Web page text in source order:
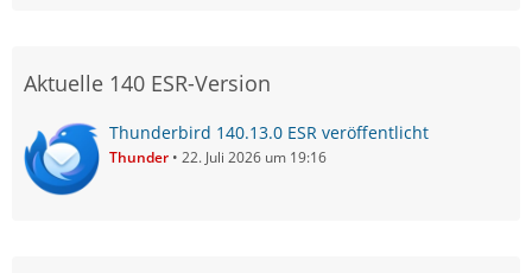
Aktuelle 140 ESR-Version
Thunderbird 140.13.0 ESR veröffentlicht
Thunder 22. Juli 2026 um 19:16